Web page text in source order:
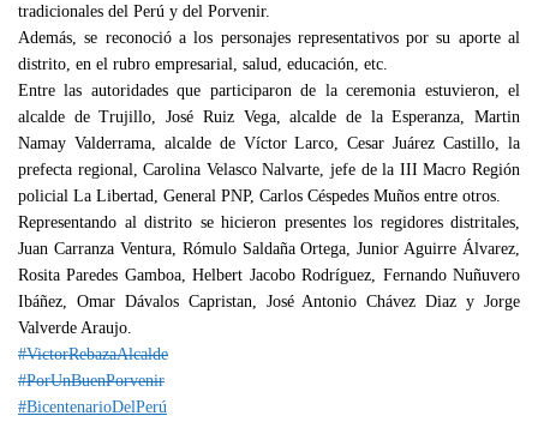
tradicionales del Perú y del Porvenir.
Además, se reconoció a los personajes representativos por su aporte al
distrito, en el rubro empresarial, salud, educación, etc.
Entre las autoridades que participaron de la ceremonia estuvieron, el
alcalde de Trujillo, José Ruiz Vega, alcalde de la Esperanza, Martin
Namay Valderrama, alcalde de Víctor Larco, Cesar Juárez Castillo, la
prefecta regional, Carolina Velasco Nalvarte, jefe de la III Macro Región
policial La Libertad, General PNP, Carlos Céspedes Muños entre otros.
Representando al distrito se hicieron presentes los regidores distritales,
Juan Carranza Ventura, Rómulo Saldaña Ortega, Junior Aguirre Álvarez,
Rosita Paredes Gamboa, Helbert Jacobo Rodríguez, Fernando Nuñuvero
Ibáñez, Omar Dávalos Capristan, José Antonio Chávez Diaz y Jorge
Valverde Araujo.
#VictorRebazaAlcalde
#PorUnBuenPorvenir
#BicentenarioDelPerú